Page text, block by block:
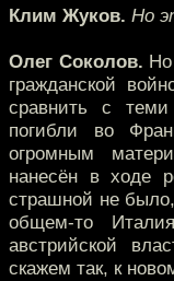
Клим Жуков. Но
Олег Соколов.
гражданской
сравнить с
погибли во
огромным
нанесён в ходе
страшной не
общем-то
австрийской
скажем так, к